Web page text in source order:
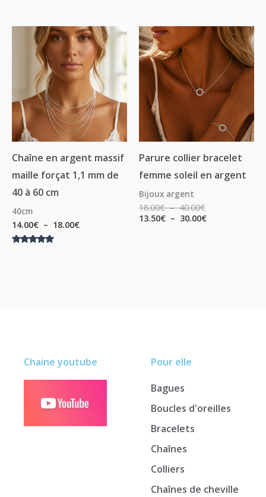
Chaîne en argent massif
maille forçat 1,1 mm de
40 à 60 cm
40cm
14.00€ – 18.00€
Plage
de
prix :
14.00€
à
18.00€
Parure collier bracelet
femme soleil en argent
Bijoux argent
18.00€ – 40.00€
Plage
de
prix :
18.00€
40.00€
13.50€ – 30.00€
Plage
de
prix :
13.50€
30.00€
Pour elle
Bagues
Boucles d'oreilles
Bracelets
Chaînes
Colliers
Chaînes de cheville
Chaine youtube